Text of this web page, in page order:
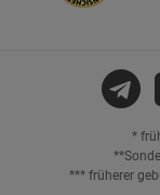
*
*** früherer